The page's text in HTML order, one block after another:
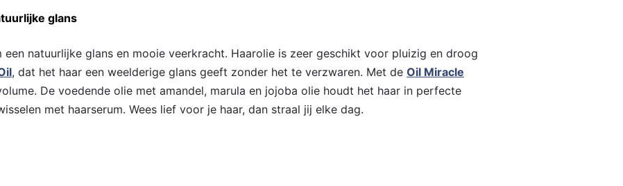
glans
een natuurlijke glans en mooie veerkracht. Haarolie is zeer geschikt voor pluizig en droog
, dat het haar een weelderige glans geeft zonder het te verzwaren. Met de Oil Miracle
De voedende olie met amandel, marula en jojoba olie houdt het haar in perfecte
met haarserum. Wees lief voor je haar, dan straal jij elke dag.